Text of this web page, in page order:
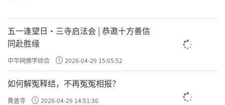
你要清楚，有戒可犯是
，没戒可犯是外道。
受了戒起码还有戒可犯，持一分、一秒、一刻都
有功德。
五一逢望日・三寺启法会 | 恭邀十方善信
同赴胜缘
中华网佛学综合 2026-04-29 15:05:52
如何解冤释结，不再冤冤相报？
黄盖寺 2026-04-29 14:51:36